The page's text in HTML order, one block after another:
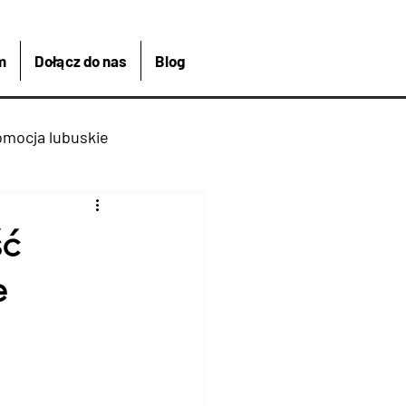
Dołącz do nas Blog
lubuskie
Łagów
Kajakiem